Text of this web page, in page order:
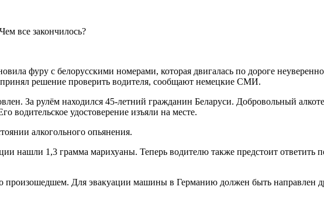
фуру с белорусскими номерами, которая двигалась по дороге
решение проверить водителя, сообщают немецкие СМИ.
За рулём находился 45-летний гражданин Беларуси. Добровольный
водительское удостоверение изъяли на месте.
алкогольного опьянения.
нашли 1,3 грамма марихуаны. Теперь водителю также предстоит ответить
Для эвакуации машины в Германию должен быть направлен